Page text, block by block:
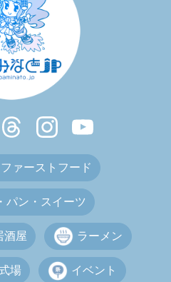
ァーストフード
パン・スイーツ
酒屋 ラーメン
場 イベント